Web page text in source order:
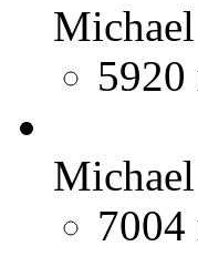
5920
7004